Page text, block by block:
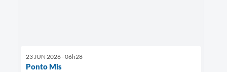
23 JUN 2026 - 06h28
Ponto Mis